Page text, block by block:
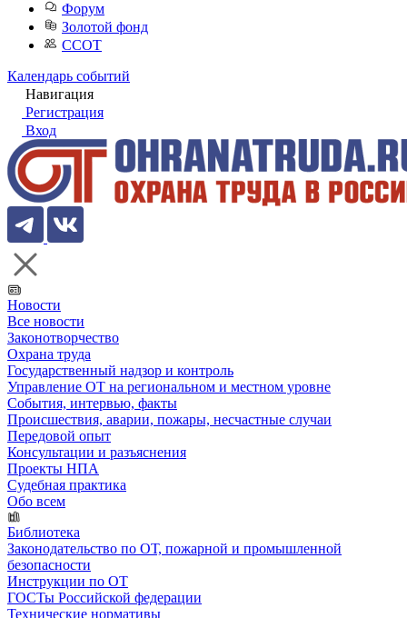
Форум
Золотой фонд
ССОТ
Календарь событий
Навигация
Регистрация
Вход
Новости
Все новости
Законотворчество
Охрана труда
Государственный надзор и контроль
Управление ОТ на региональном и местном уровне
События, интервью, факты
Происшествия, аварии, пожары, несчастные случаи
Передовой опыт
Консультации и разъяснения
Проекты НПА
Судебная практика
Обо всем
Библиотека
Законодательство по ОТ, пожарной и промышленной
безопасности
Инструкции по ОТ
ГОСТы Российской федерации
Технические нормативы